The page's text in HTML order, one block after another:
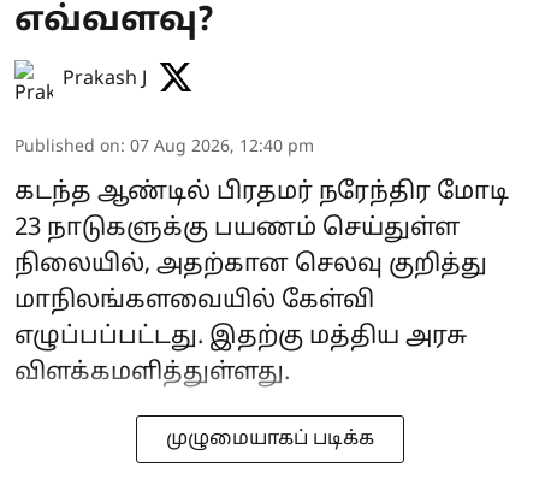
எவ்வளவு?
Prakash J
Published on: 07 Aug 2026, 12:40 pm
கடந்த ஆண்டில் பிரதமர் நரேந்திர மோடி
23 நாடுகளுக்கு பயணம் செய்துள்ள
நிலையில், அதற்கான செலவு குறித்து
மாநிலங்களவையில் கேள்வி
எழுப்பப்பட்டது. இதற்கு மத்திய அரசு
விளக்கமளித்துள்ளது.
முழுமையாகப் படிக்க